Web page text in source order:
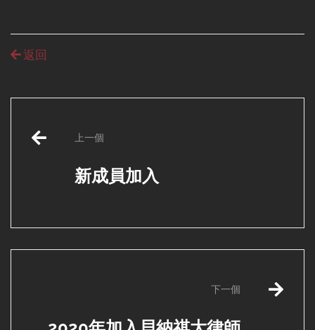
返回
navigation
上一個
新成員加入
下一個